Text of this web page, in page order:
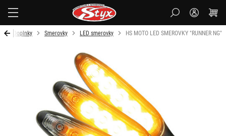
Doplnky Smerovky LED smerovky HS MOTO LED SMEROVKY "RUNNER NG"